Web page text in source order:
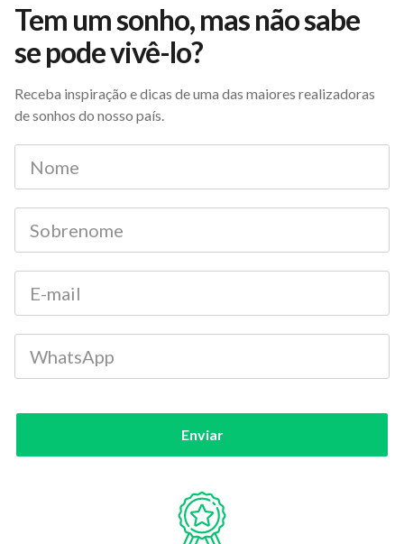
Tem um sonho, mas não sabe
se pode vivê-lo?
Receba inspiração e dicas de uma das maiores realizadoras
de sonhos do nosso país.
Enviar